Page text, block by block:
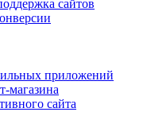
сайтов
приложений
магазина
сайта